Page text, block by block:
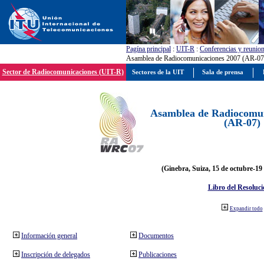
Pagína principal : UIT-R : Conferencias y
Asamblea de Radiocomunicaciones 2007 (AR-
Sector de Radiocomunicaciones (UIT-R)
Asamblea de
(AR-07)
(Ginebra, Suiza, 15 de octubre-19
Libro del
Expandir todo
Información general
Inscripción de delegados
Documentos
Publicaciones
Sectores de la UIT Sala de prensa